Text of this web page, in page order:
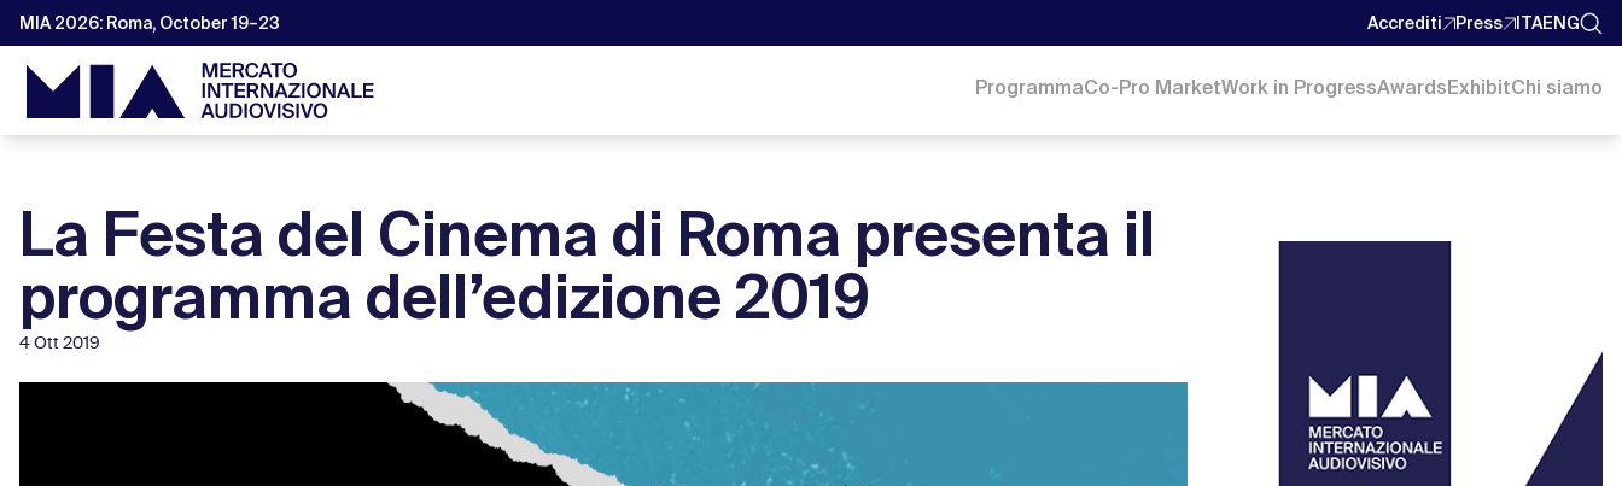
MIA 2026: Roma, October 19–23 Accrediti Press ITAENG
ProgrammaCo-Pro MarketWork in ProgressAwardsExhibitChi siamo
La Festa del Cinema di Roma presenta il
programma dell’edizione 2019
4 Ott 2019